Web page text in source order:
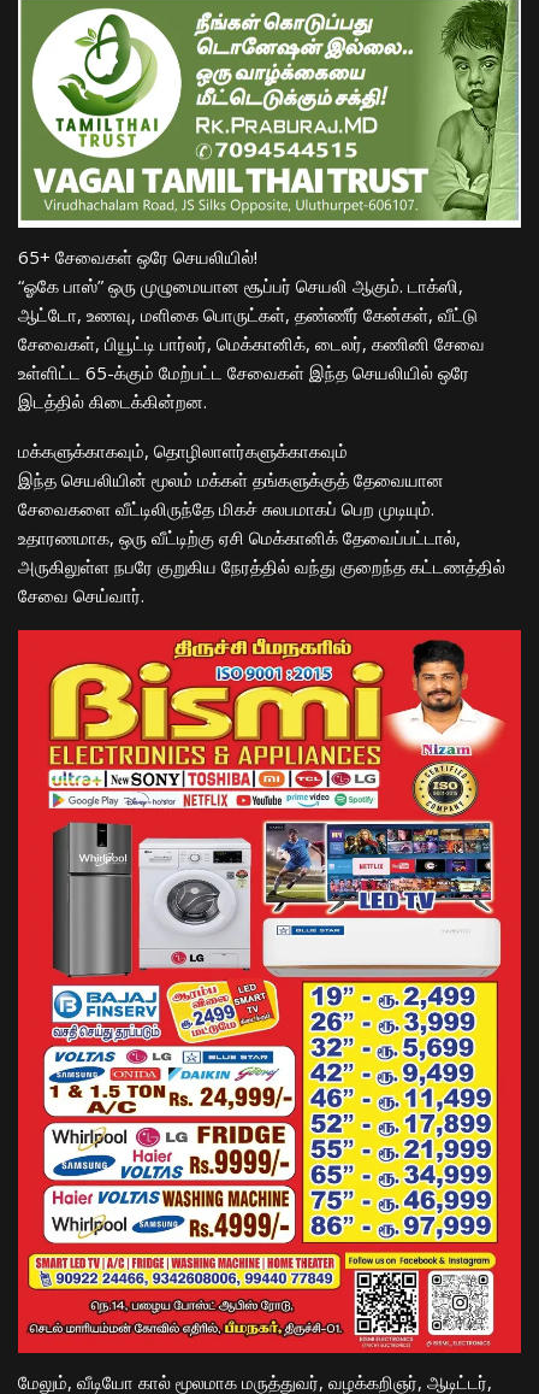
65+ சேவைகள் ஒரே செயலியில்!
“ஓகே பாஸ்” ஒரு முழுமையான சூப்பர் செயலி ஆகும். டாக்ஸி,
ஆட்டோ, உணவு, மளிகை பொருட்கள், தண்ணீர் கேன்கள், வீட்டு
சேவைகள், பியூட்டி பார்லர், மெக்கானிக், டைலர், கணினி சேவை
உள்ளிட்ட 65-க்கும் மேற்பட்ட சேவைகள் இந்த செயலியில் ஒரே
இடத்தில் கிடைக்கின்றன.
மக்களுக்காகவும், தொழிலாளர்களுக்காகவும்
இந்த செயலியின் மூலம் மக்கள் தங்களுக்குத் தேவையான
சேவைகளை வீட்டிலிருந்தே மிகச் சுலபமாகப் பெற முடியும்.
உதாரணமாக, ஒரு வீட்டிற்கு ஏசி மெக்கானிக் தேவைப்பட்டால்,
அருகிலுள்ள நபரே குறுகிய நேரத்தில் வந்து குறைந்த கட்டணத்தில்
சேவை செய்வார்.
மேலும், வீடியோ கால் மூலமாக மருத்துவர், வழக்கறிஞர், ஆடிட்டர்,